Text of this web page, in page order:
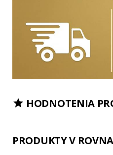
 HODNOTENIA
PRODUKTY V